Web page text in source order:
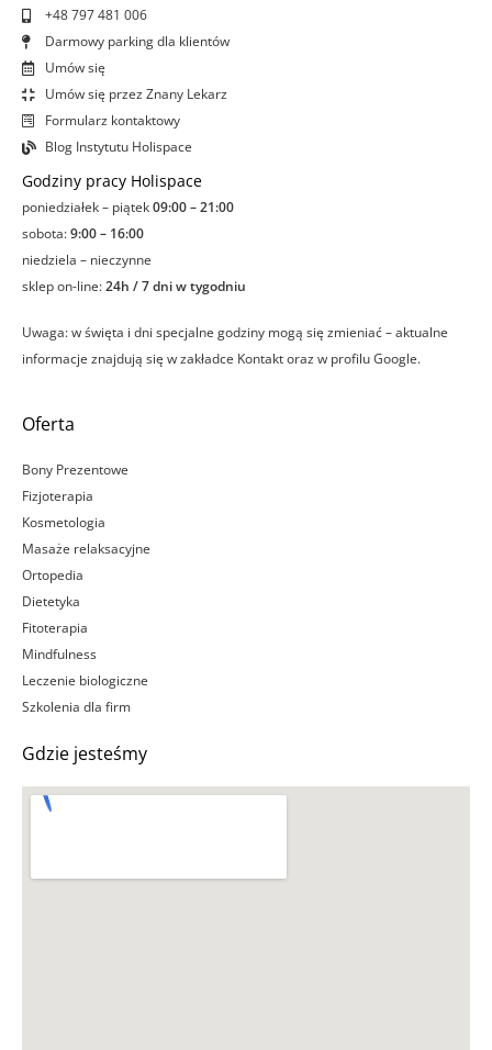
+48 797 481 006
Darmowy parking dla klientów
Umów się
Umów się przez Znany Lekarz
Formularz kontaktowy
Blog Instytutu Holispace
Godziny pracy Holispace
poniedziałek – piątek09:00 – 21:00
sobota:9:00 – 16:00
niedziela – nieczynne
sklep on-line:24h / 7 dni w tygodniu
Uwaga: w święta i dni specjalne godziny mogą się zmieniać – aktualne
informacje znajdują się w zakładce Kontakt oraz w profilu Google.
Oferta
Bony Prezentowe
Fizjoterapia
Kosmetologia
Masaże relaksacyjne
Ortopedia
Dietetyka
Fitoterapia
Mindfulness
Leczenie biologiczne
Szkolenia dla firm
Gdzie jesteśmy